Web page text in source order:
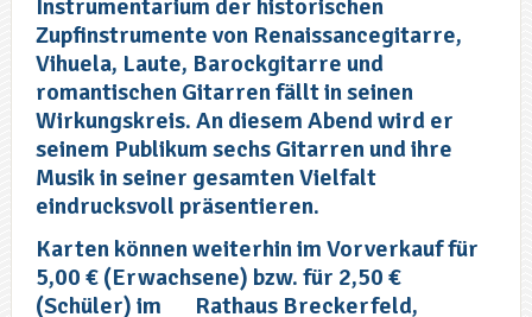
Instrumentarium der historischen
Zupfinstrumente von Renaissancegitarre,
Vihuela, Laute, Barockgitarre und
romantischen Gitarren fällt in seinen
Wirkungskreis. An diesem Abend wird er
seinem Publikum sechs Gitarren und ihre
Musik in seiner gesamten Vielfalt
eindrucksvoll präsentieren.
Karten können weiterhin im Vorverkauf für
5,00 € (Erwachsene) bzw. für 2,50 €
(Schüler) im
Rathaus Breckerfeld,